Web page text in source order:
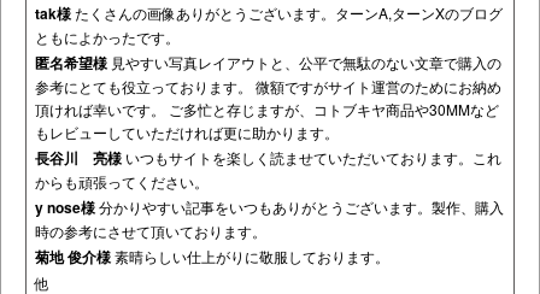
tak様たくさんの画像ありがとうございます。ターンA,ターンXのブログ
ともによかったです。
匿名希望様 見やすい写真レイアウトと、公平で無駄のない文章で購入の
参考にとても役立っております。 微額ですがサイト運営のためにお納め
頂ければ幸いです。 ご多忙と存じますが、コトブキヤ商品や30MMなど
もレビューしていただければ更に助かります。
長谷川 亮様 いつもサイトを楽しく読ませていただいております。これ
からも頑張ってください。
y nose様分かりやすい記事をいつもありがとうございます。製作、購入
時の参考にさせて頂いております。
菊地 俊介様素晴らしい仕上がりに敬服しております。
他